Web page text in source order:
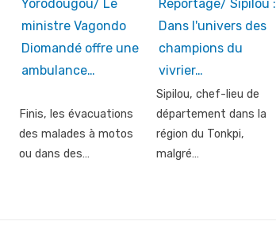
Yorodougou/ Le
ministre Vagondo
Diomandé offre une
ambulance…
Finis, les évacuations
des malades à motos
ou dans des…
Reportage/ Sipilou :
Dans l'univers des
champions du
vivrier…
Sipilou, chef-lieu de
département dans la
région du Tonkpi,
malgré…